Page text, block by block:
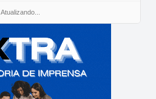
Atualizando...